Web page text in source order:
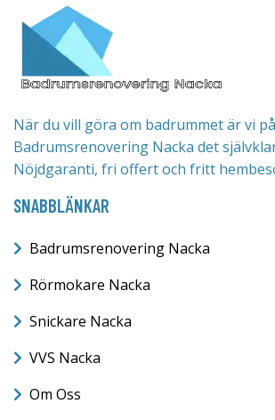
När du vill göra om badrummet är vi på
Badrumsrenovering Nacka det
Nöjdgaranti, fri offert och fritt
SNABBLÄNKAR
Badrumsrenovering Nacka
Rörmokare Nacka
Snickare Nacka
VVS Nacka
Om Oss